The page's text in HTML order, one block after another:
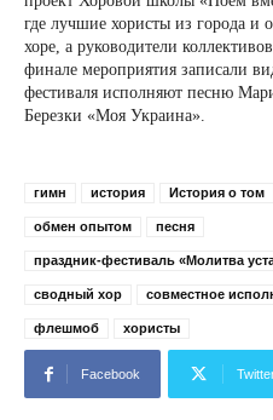
где лучшие хористы из города и
хоре, а руководители
финале мероприятия записали
фестиваля исполняют песню
Березки «Моя Украина».
гимн история История о том
обмен опытом песня
праздник-фестиваль «Молитва
сводный хор совместное
флешмоб хористы
Facebook